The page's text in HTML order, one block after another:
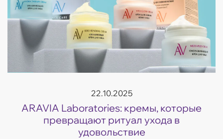
22.10.2025
ARAVIA Laboratories: кремы, которые
превращают ритуал ухода в
удовольствие